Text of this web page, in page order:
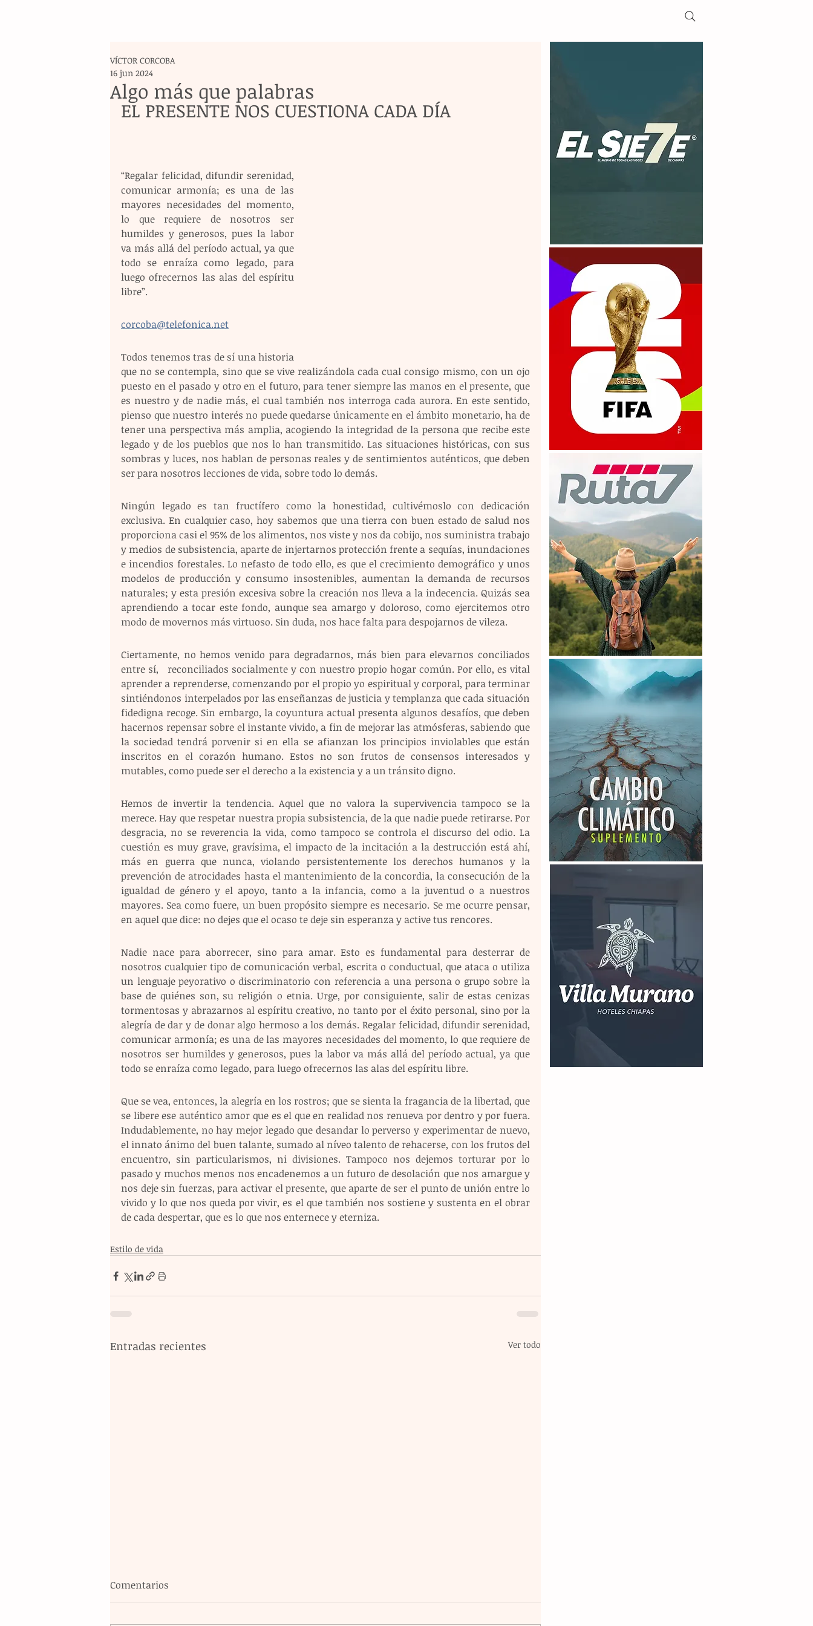
Algo más que palabras
VÍCTOR CORCOBA
16 jun 2024
EL PRESENTE NOS CUESTIONA CADA DÍA
“Regalar felicidad, difundir serenidad,
comunicar armonía; es una de las
mayores necesidades del momento,
lo que requiere de nosotros ser
humildes y generosos, pues la labor
va más allá del período actual, ya que
todo se enraíza como legado, para
luego ofrecernos las alas del espíritu
libre”.
corcoba@telefonica.net
Todos tenemos tras de sí una historia
que no se contempla, sino que se vive realizándola cada cual consigo mismo, con un ojo
puesto en el pasado y otro en el futuro, para tener siempre las manos en el presente, que
es nuestro y de nadie más, el cual también nos interroga cada aurora. En este sentido,
pienso que nuestro interés no puede quedarse únicamente en el ámbito monetario, ha de
tener una perspectiva más amplia, acogiendo la integridad de la persona que recibe este
legado y de los pueblos que nos lo han transmitido. Las situaciones históricas, con sus
sombras y luces, nos hablan de personas reales y de sentimientos auténticos, que deben
ser para nosotros lecciones de vida, sobre todo lo demás.
Ningún legado es tan fructífero como la honestidad, cultivémoslo con dedicación
exclusiva. En cualquier caso, hoy sabemos que una tierra con buen estado de salud nos
proporciona casi el 95% de los alimentos, nos viste y nos da cobijo, nos suministra trabajo
y medios de subsistencia, aparte de injertarnos protección frente a sequías, inundaciones
e incendios forestales. Lo nefasto de todo ello, es que el crecimiento demográfico y unos
modelos de producción y consumo insostenibles, aumentan la demanda de recursos
naturales; y esta presión excesiva sobre la creación nos lleva a la indecencia. Quizás sea
aprendiendo a tocar este fondo, aunque sea amargo y doloroso, como ejercitemos otro
modo de movernos más virtuoso. Sin duda, nos hace falta para despojarnos de vileza.
Ciertamente, no hemos venido para degradarnos, más bien para elevarnos conciliados
entre sí,   reconciliados socialmente y con nuestro propio hogar común. Por ello, es vital
aprender a reprenderse, comenzando por el propio yo espiritual y corporal, para terminar
sintiéndonos interpelados por las enseñanzas de justicia y templanza que cada situación
fidedigna recoge. Sin embargo, la coyuntura actual presenta algunos desafíos, que deben
hacernos repensar sobre el instante vivido, a fin de mejorar las atmósferas, sabiendo que
la sociedad tendrá porvenir si en ella se afianzan los principios inviolables que están
inscritos en el corazón humano. Estos no son frutos de consensos interesados y
mutables, como puede ser el derecho a la existencia y a un tránsito digno.
Hemos de invertir la tendencia. Aquel que no valora la supervivencia tampoco se la
merece. Hay que respetar nuestra propia subsistencia, de la que nadie puede retirarse. Por
desgracia, no se reverencia la vida, como tampoco se controla el discurso del odio. La
cuestión es muy grave, gravísima, el impacto de la incitación a la destrucción está ahí,
más en guerra que nunca, violando persistentemente los derechos humanos y la
prevención de atrocidades hasta el mantenimiento de la concordia, la consecución de la
igualdad de género y el apoyo, tanto a la infancia, como a la juventud o a nuestros
mayores. Sea como fuere, un buen propósito siempre es necesario. Se me ocurre pensar,
en aquel que dice: no dejes que el ocaso te deje sin esperanza y active tus rencores.
Nadie nace para aborrecer, sino para amar. Esto es fundamental para desterrar de
nosotros cualquier tipo de comunicación verbal, escrita o conductual, que ataca o utiliza
un lenguaje peyorativo o discriminatorio con referencia a una persona o grupo sobre la
base de quiénes son, su religión o etnia. Urge, por consiguiente, salir de estas cenizas
tormentosas y abrazarnos al espíritu creativo, no tanto por el éxito personal, sino por la
alegría de dar y de donar algo hermoso a los demás. Regalar felicidad, difundir serenidad,
comunicar armonía; es una de las mayores necesidades del momento, lo que requiere de
nosotros ser humildes y generosos, pues la labor va más allá del período actual, ya que
todo se enraíza como legado, para luego ofrecernos las alas del espíritu libre.
Que se vea, entonces, la alegría en los rostros; que se sienta la fragancia de la libertad, que
se libere ese auténtico amor que es el que en realidad nos renueva por dentro y por fuera.
Indudablemente, no hay mejor legado que desandar lo perverso y experimentar de nuevo,
el innato ánimo del buen talante, sumado al níveo talento de rehacerse, con los frutos del
encuentro, sin particularismos, ni divisiones. Tampoco nos dejemos torturar por lo
pasado y muchos menos nos encadenemos a un futuro de desolación que nos amargue y
nos deje sin fuerzas, para activar el presente, que aparte de ser el punto de unión entre lo
vivido y lo que nos queda por vivir, es el que también nos sostiene y sustenta en el obrar
de cada despertar, que es lo que nos enternece y eterniza.
Estilo de vida
Entradas recientes Ver todo
Comentarios